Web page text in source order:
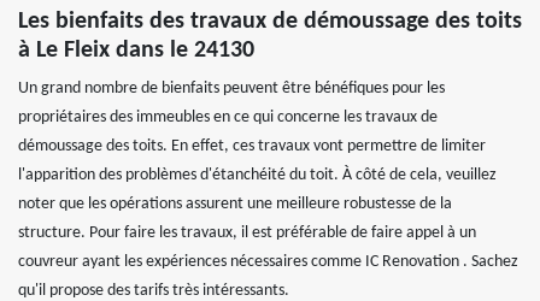
Les bienfaits des travaux de démoussage des toits
à Le Fleix dans le 24130
Un grand nombre de bienfaits peuvent être bénéfiques pour les
propriétaires des immeubles en ce qui concerne les travaux de
démoussage des toits. En effet, ces travaux vont permettre de limiter
l'apparition des problèmes d'étanchéité du toit. À côté de cela, veuillez
noter que les opérations assurent une meilleure robustesse de la
structure. Pour faire les travaux, il est préférable de faire appel à un
couvreur ayant les expériences nécessaires comme IC Renovation . Sachez
qu'il propose des tarifs très intéressants.